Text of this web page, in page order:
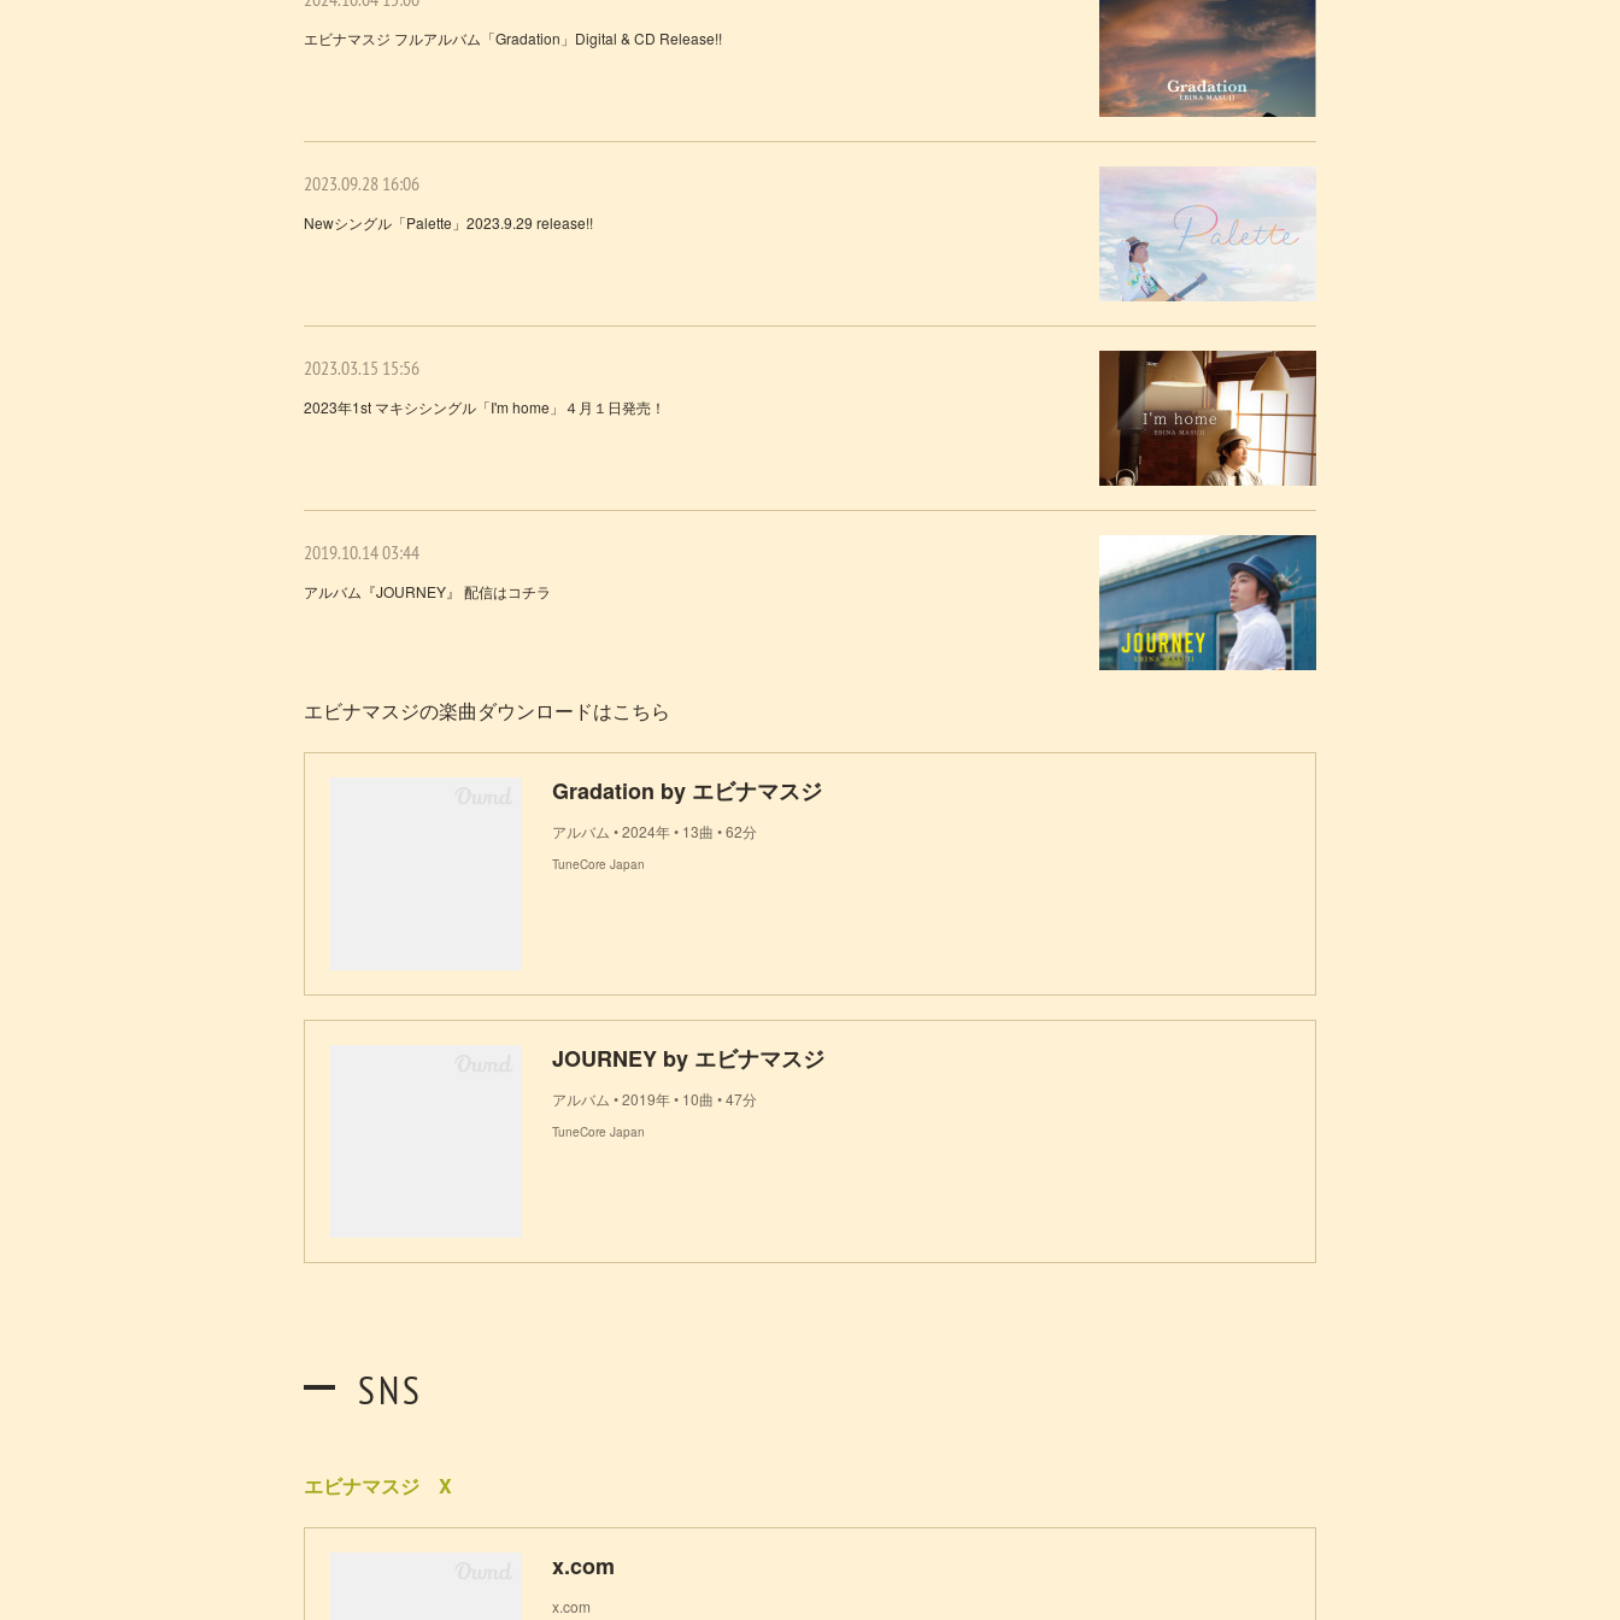
エビナマスジ フルアルバム「Gradation」Digital & CD Release!!
2023.09.28 16:06
Newシングル「Palette」2023.9.29 release!!
2023.03.15 15:56
2023年1st マキシシングル「I'm home」４月１日発売！
2019.10.14 03:44
アルバム『JOURNEY』 配信はコチラ
エビナマスジの楽曲ダウンロードはこちら
Gradation by エビナマスジ
アルバム • 2024年 • 13曲 • 62分
TuneCore Japan
JOURNEY by エビナマスジ
アルバム • 2019年 • 10曲 • 47分
TuneCore Japan
SNS
エビナマスジ X
x.com
x.com